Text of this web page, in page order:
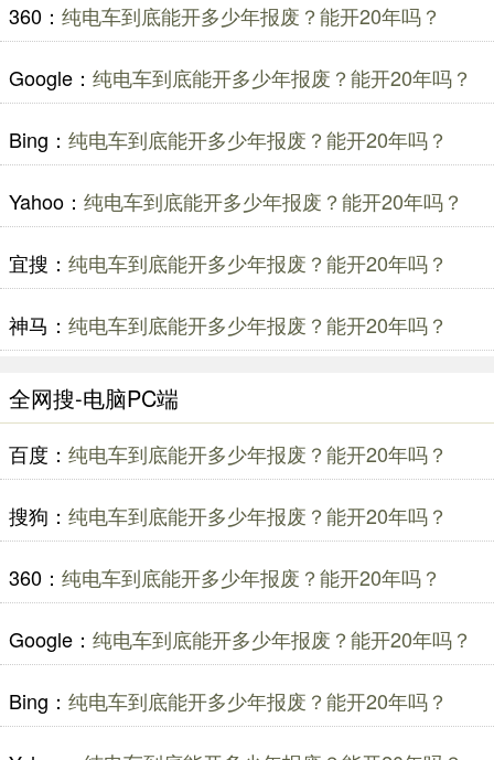
360： 纯电车到底能开多少年报废？能开20年吗？
Google： 纯电车到底能开多少年报废？能开20年吗？
Bing： 纯电车到底能开多少年报废？能开20年吗？
Yahoo： 纯电车到底能开多少年报废？能开20年吗？
宜搜： 纯电车到底能开多少年报废？能开20年吗？
神马： 纯电车到底能开多少年报废？能开20年吗？
全网搜-电脑PC端
百度： 纯电车到底能开多少年报废？能开20年吗？
搜狗： 纯电车到底能开多少年报废？能开20年吗？
360： 纯电车到底能开多少年报废？能开20年吗？
Google： 纯电车到底能开多少年报废？能开20年吗？
Bing： 纯电车到底能开多少年报废？能开20年吗？